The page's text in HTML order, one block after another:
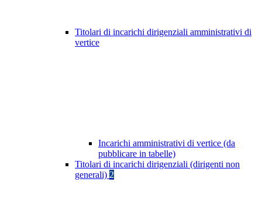
Titolari di incarichi dirigenziali amministrativi di
vertice
Incarichi amministrativi di vertice (da
pubblicare in tabelle)
Titolari di incarichi dirigenziali (dirigenti non
generali) 2